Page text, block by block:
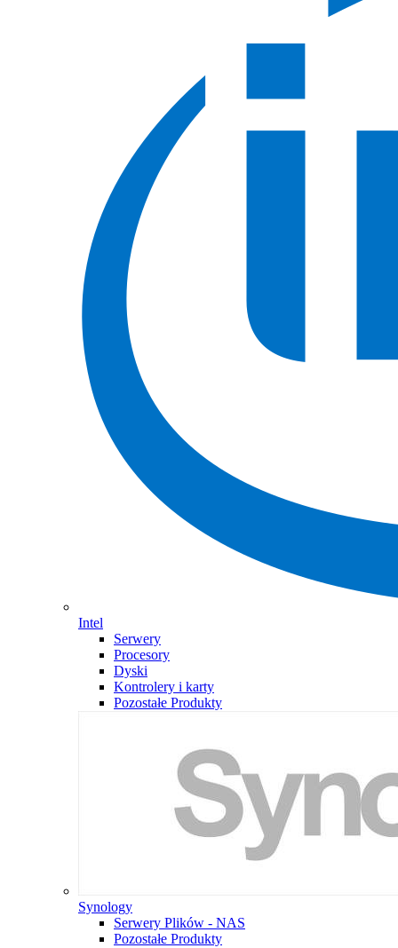
Intel
Serwery
Procesory
Dyski
Kontrolery i karty
Pozostałe Produkty
Synology
Serwery Plików - NAS
Pozostałe Produkty